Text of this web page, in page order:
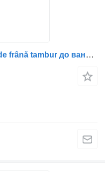
Гальмівна колодка Plăcuță de frână tambur до вантажівки Volvo 3095196/5001868572/3095179/3095169